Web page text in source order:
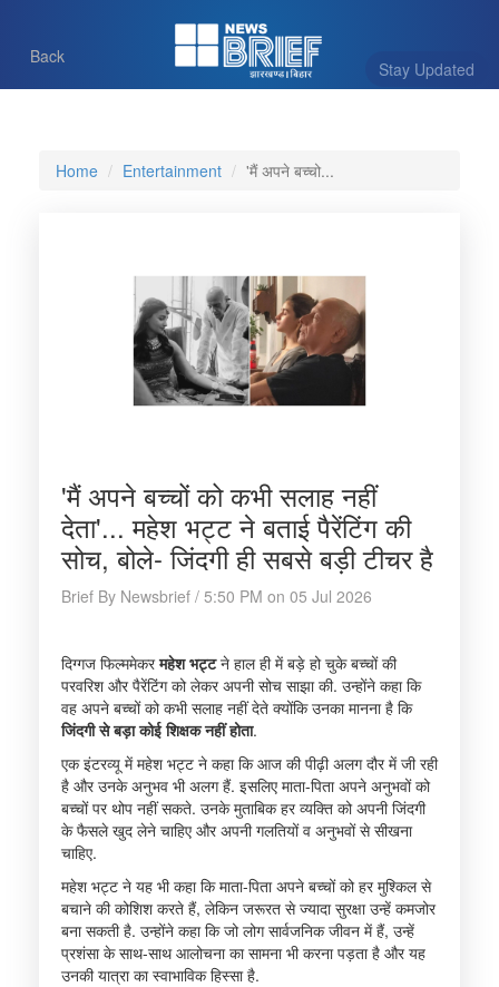
Stay Updated
Back
Home Entertainment 'मैं अपने बच्चो...
'मैं अपने बच्चों को कभी सलाह नहीं
देता'... महेश भट्ट ने बताई पैरेंटिंग की
सोच, बोले- जिंदगी ही सबसे बड़ी टीचर है
Brief By Newsbrief / 5:50 PM on 05 Jul 2026
दिग्गज फिल्ममेकरमहेश भट्टने हाल ही में बड़े हो चुके बच्चों की
परवरिश और पैरेंटिंग को लेकर अपनी सोच साझा की. उन्होंने कहा कि
वह अपने बच्चों को कभी सलाह नहीं देते क्योंकि उनका मानना है कि
जिंदगी से बड़ा कोई शिक्षक नहीं होता.
एक इंटरव्यू में महेश भट्ट ने कहा कि आज की पीढ़ी अलग दौर में जी रही
है और उनके अनुभव भी अलग हैं. इसलिए माता-पिता अपने अनुभवों को
बच्चों पर थोप नहीं सकते. उनके मुताबिक हर व्यक्ति को अपनी जिंदगी
के फैसले खुद लेने चाहिए और अपनी गलतियों व अनुभवों से सीखना
चाहिए.
महेश भट्ट ने यह भी कहा कि माता-पिता अपने बच्चों को हर मुश्किल से
बचाने की कोशिश करते हैं, लेकिन जरूरत से ज्यादा सुरक्षा उन्हें कमजोर
बना सकती है. उन्होंने कहा कि जो लोग सार्वजनिक जीवन में हैं, उन्हें
प्रशंसा के साथ-साथ आलोचना का सामना भी करना पड़ता है और यह
उनकी यात्रा का स्वाभाविक हिस्सा है.